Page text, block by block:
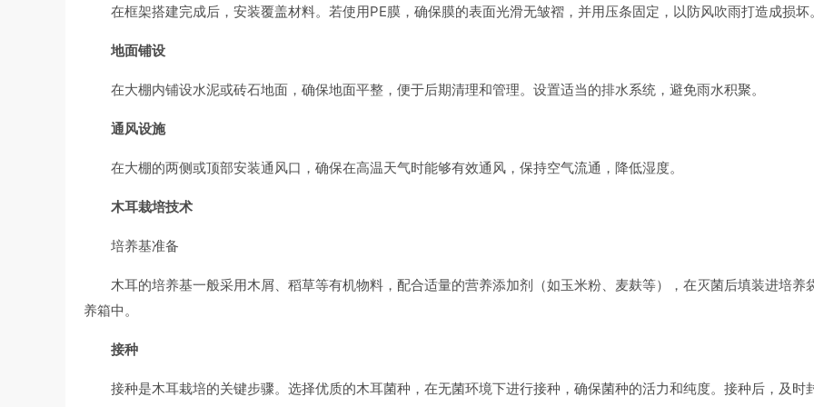
在框架搭建完成后，安装覆盖材料。若使用PE膜，确保膜的表面光滑无皱褶，并用压条固定，以防风吹雨打造成损坏。
地面铺设
在大棚内铺设水泥或砖石地面，确保地面平整，便于后期清理和管理。设置适当的排水系统，避免雨水积聚。
通风设施
在大棚的两侧或顶部安装通风口，确保在高温天气时能够有效通风，保持空气流通，降低湿度。
木耳栽培技术
培养基准备
木耳的培养基一般采用木屑、稻草等有机物料，配合适量的营养添加剂（如玉米粉、麦麸等），在灭菌后填装进培养
养箱中。
接种
接种是木耳栽培的关键步骤。选择优质的木耳菌种，在无菌环境下进行接种，确保菌种的活力和纯度。接种后，及时